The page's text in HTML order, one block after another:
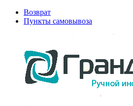
Возврат
Пункты самовывоза